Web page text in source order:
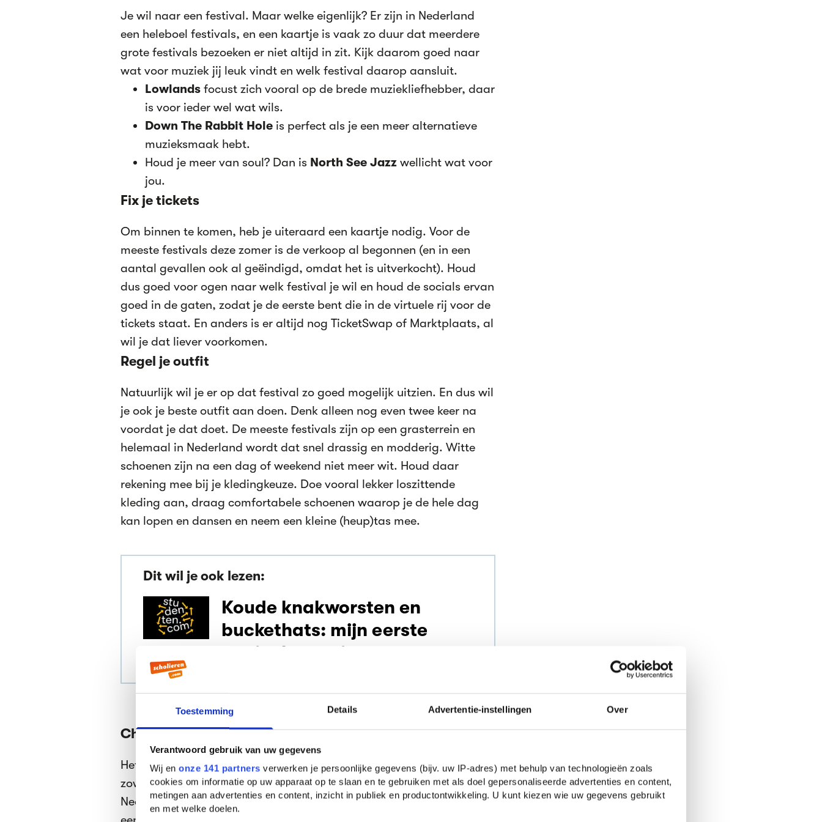
Toestemming Details Advertentie-instellingen Over
Verantwoord gebruik van uw gegevens
Wij en onze 141 partners verwerken je persoonlijke gegevens (bijv. uw IP-adres) met behulp van technologieën zoals
cookies om informatie op uw apparaat op te slaan en te gebruiken met als doel gepersonaliseerde advertenties en content,
metingen aan advertenties en content, inzicht in publiek en productontwikkeling. U kunt kiezen wie uw gegevens gebruikt
en met welke doelen.
Je wil naar een festival. Maar welke eigenlijk? Er zijn in Nederland
een heleboel festivals, en een kaartje is vaak zo duur dat meerdere
grote festivals bezoeken er niet altijd in zit. Kijk daarom goed naar
wat voor muziek jij leuk vindt en welk festival daarop aansluit.
Lowlands focust zich vooral op de brede muziekliefhebber, daar
is voor ieder wel wat wils.
Down The Rabbit Hole is perfect als je een meer alternatieve
muzieksmaak hebt.
Houd je meer van soul? Dan is North See Jazz wellicht wat voor
jou.
Fix je tickets
Om binnen te komen, heb je uiteraard een kaartje nodig. Voor de
meeste festivals deze zomer is de verkoop al begonnen (en in een
aantal gevallen ook al geëindigd, omdat het is uitverkocht). Houd
dus goed voor ogen naar welk festival je wil en houd de socials ervan
goed in de gaten, zodat je de eerste bent die in de virtuele rij voor de
tickets staat. En anders is er altijd nog TicketSwap of Marktplaats, al
wil je dat liever voorkomen.
Regel je outfit
Natuurlijk wil je er op dat festival zo goed mogelijk uitzien. En dus wil
je ook je beste outfit aan doen. Denk alleen nog even twee keer na
voordat je dat doet. De meeste festivals zijn op een grasterrein en
helemaal in Nederland wordt dat snel drassig en modderig. Witte
schoenen zijn na een dag of weekend niet meer wit. Houd daar
rekening mee bij je kledingkeuze. Doe vooral lekker loszittende
kleding aan, draag comfortabele schoenen waarop je de hele dag
kan lopen en dansen en neem een kleine (heup)tas mee.
Dit wil je ook lezen:
Koude knakworsten en
buckethats: mijn eerste
festival-ervaring
Check buienradar
Het Nederlandse weer is zo bipolair als wat. Wees dus voorbereid op
zowel 35 graden en een brandende zon als 15 graden en regen.
Neem daarom altijd een regenponcho, maar ook zonnebrand mee en